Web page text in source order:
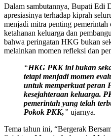
Dalam sambutannya, Bupati Edi
apresiasinya terhadap kiprah
menjadi mitra penting pemerintah
ketahanan keluarga dan
bahwa peringatan HKG bukan
melainkan momen refleksi dan
“HKG PKK ini bukan
tetapi menjadi momen
untuk memperkuat peran
kesejahteraan keluarga.
pemerintah yang telah
Pokok PKK,” ujarnya.
Tema tahun ini, “Bergerak